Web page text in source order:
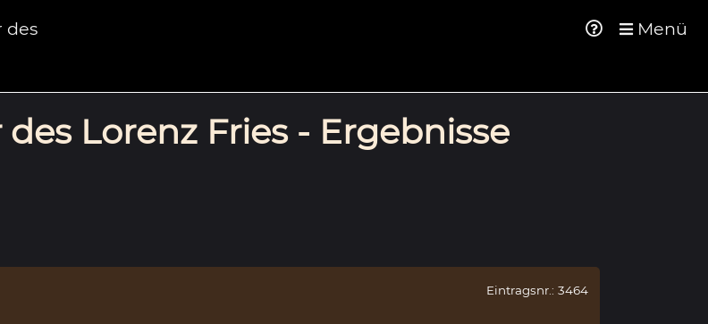
des
Menü
Lorenz Fries - Ergebnisse
Eintragsnr.: 3464